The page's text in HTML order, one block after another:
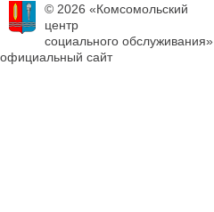
© 2026 «Комсомольский
центр
социального обслуживания»
официальный сайт